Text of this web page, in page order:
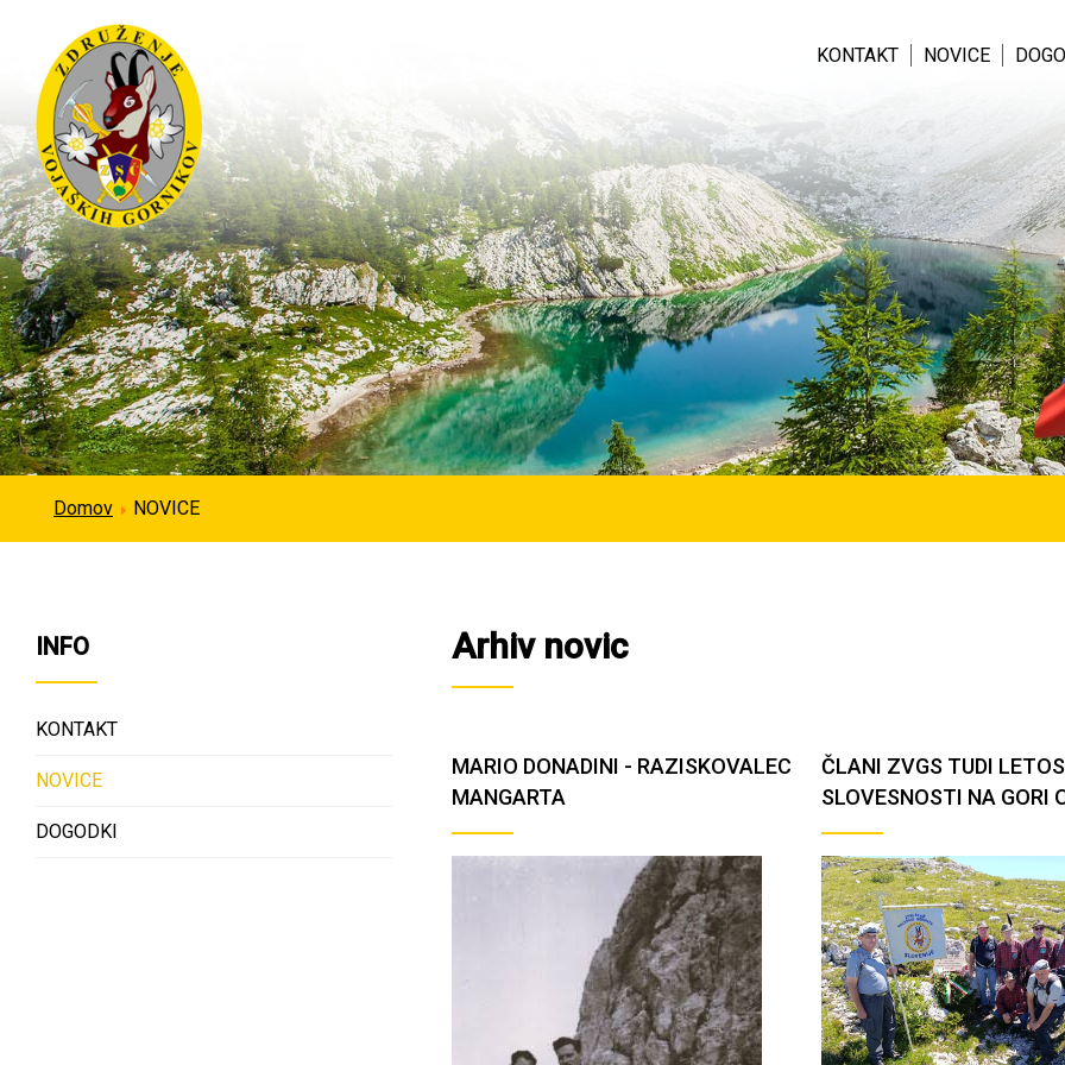
KONTAKT NOVICE
Domov NOVICE
INFO
KONTAKT
NOVICE
DOGODKI
Arhiv novic
MARIO DONADINI - RAZISKOVALEC
MANGARTA
ČLANI ZVGS TUDI
SLOVESNOSTI NA GORI